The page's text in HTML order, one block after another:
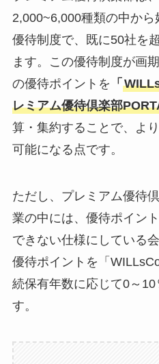
2,000~6,000種類の中か
優待制度で、既に50社を
ます。この優待制度が画
の優待ポイントを 「
レミアム優待倶楽部
算・集約することで、よ
可能になる点です。
ただし、プレミアム優待
業の中には、優待ポイン
できない仕様にしている
優待ポイントを「
続保有年数に応じて0～
す。